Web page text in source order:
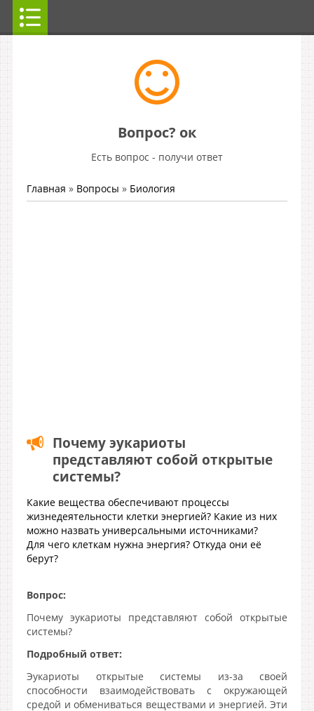
Вопрос? ок
Есть вопрос - получи ответ
Главная » Вопросы » Биология
Почему эукариоты
представляют собой открытые
системы?
Какие вещества обеспечивают процессы
жизнедеятельности клетки энергией? Какие из них
можно назвать универсальными источниками?
Для чего клеткам нужна энергия? Откуда они её
берут?
Вопрос:
Почему эукариоты представляют собой открытые
системы?
Подробный ответ:
Эукариоты открытые системы из-за своей
способности взаимодействовать с окружающей
средой и обмениваться веществами и энергией. Эти